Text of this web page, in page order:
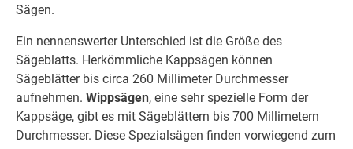
Sägen.
Ein nennenswerter Unterschied ist die Größe des
Sägeblatts. Herkömmliche Kappsägen können
Sägeblätter bis circa 260 Millimeter Durchmesser
aufnehmen. Wippsägen, eine sehr spezielle Form der
Kappsäge, gibt es mit Sägeblättern bis 700 Millimetern
Durchmesser. Diese Spezialsägen finden vorwiegend zum